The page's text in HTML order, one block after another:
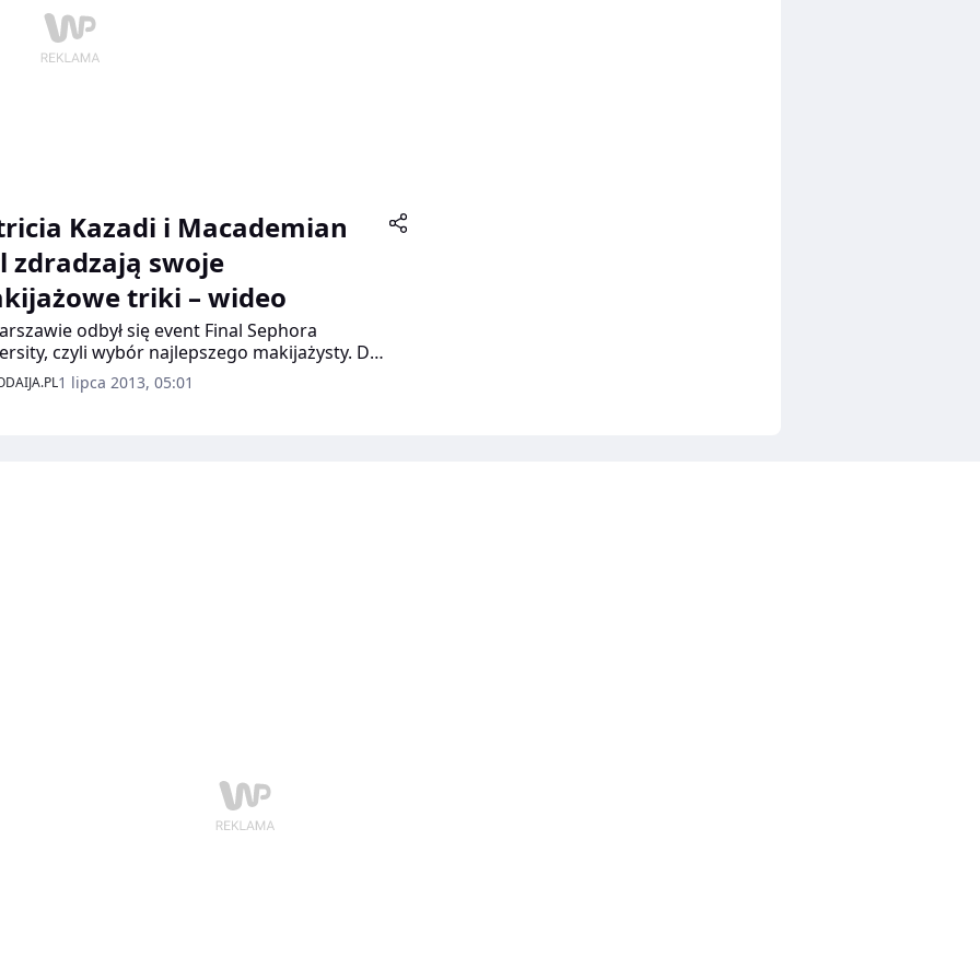
Kazadi i Macademian
zdradzają swoje
triki – wideo
odbył się event Final Sephora
czyli wybór najlepszego makijażysty. Do
o tytuł Make Up Master 2013 stanęło
makijażystek.
1 lipca 2013, 05:01